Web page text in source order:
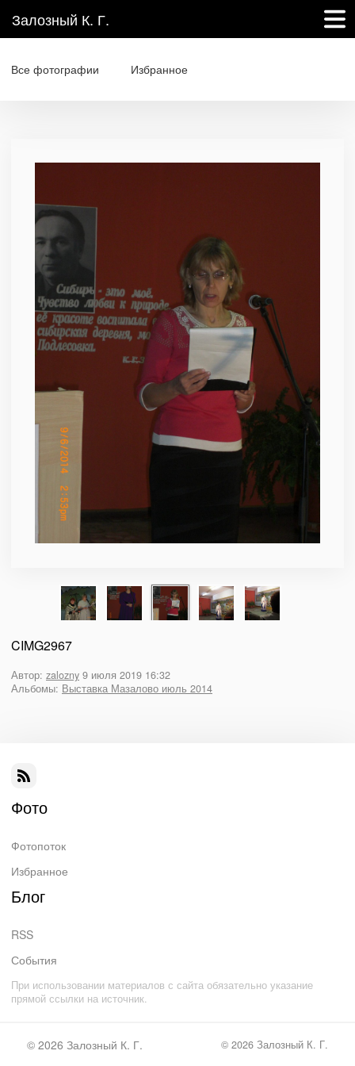
Залозный К. Г.
Все фотографии Избранное
CIMG2967
Автор: zalozny 9 июля 2019 16:32
Альбомы: Выставка Мазалово июль 2014
Фото
Фотопоток
Избранное
Блог
RSS
События
При использовании материалов с сайта обязательно указание
прямой ссылки на источник.
© 2026 Залозный К. Г. © 2026 Залозный К. Г.